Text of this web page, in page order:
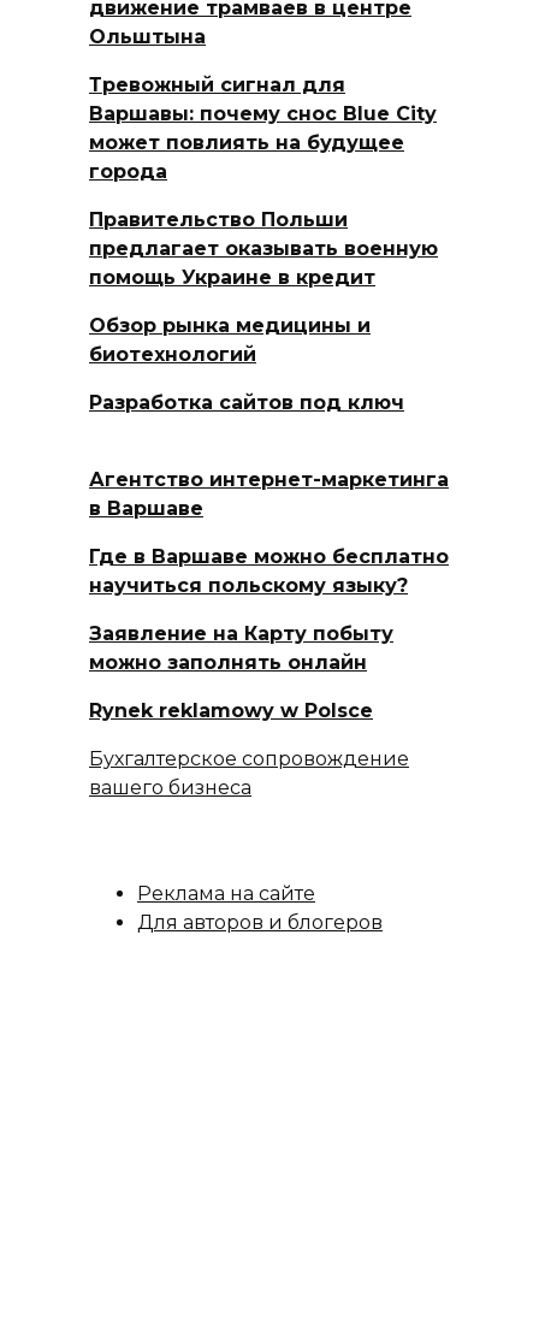
движение трамваев в центре
Ольштына
Тревожный сигнал для
Варшавы: почему снос Blue City
может повлиять на будущее
города
Правительство Польши
предлагает оказывать военную
помощь Украине в кредит
Обзор рынка медицины и
биотехнологий
Разработка сайтов под ключ
Агентство интернет-маркетинга
в Варшаве
Где в Варшаве можно бесплатно
научиться польскому языку?
Заявление на Карту побыту
можно заполнять онлайн
Rynek reklamowy w Polsce
Бухгалтерское сопровождение
вашего бизнеса
Реклама на сайте
Для авторов и блогеров